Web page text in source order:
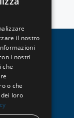
il nostro
i nostri
che
o che
loro